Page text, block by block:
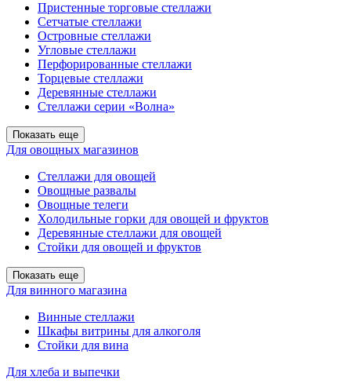
Пристенные торговые стеллажи
Сетчатые стеллажи
Островные стеллажи
Угловые стеллажи
Перфорированные стеллажи
Торцевые стеллажи
Деревянные стеллажи
Стеллажи серии «Волна»
Показать еще
Для овощных магазинов
Стеллажи для овощей
Овощные развалы
Овощные телеги
Холодильные горки для овощей и фруктов
Деревянные стеллажи для овощей
Стойки для овощей и фруктов
Показать еще
Для винного магазина
Винные стеллажи
Шкафы витрины для алкоголя
Стойки для вина
Для хлеба и выпечки